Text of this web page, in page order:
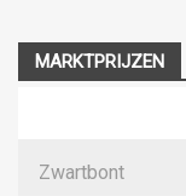
MARKTPRIJZEN
Zwartbont